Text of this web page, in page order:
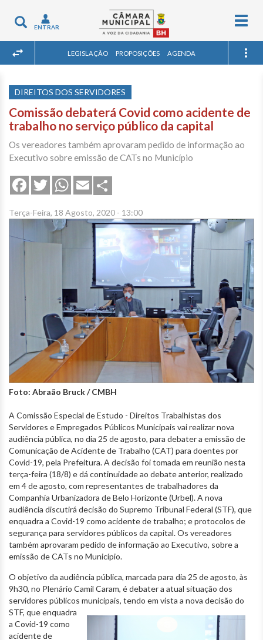
Toggle
navigation
ENTRAR
LEGISLAÇÃO PROPOSIÇÕES AGENDA
DIREITOS DOS SERVIDORES
Comissão debaterá Covid como acidente de
trabalho no serviço público da capital
Os vereadores também aprovaram pedido de informação ao
Executivo sobre emissão de CATs no Município
FacebookTwitterWhatsApp
Email
Terça-Feira, 18 Agosto, 2020 - 13:00
Foto: Abraão Bruck / CMBH
A Comissão Especial de Estudo - Direitos Trabalhistas dos
Servidores e Empregados Públicos Municipais vai realizar nova
audiência pública, no dia 25 de agosto, para debater a emissão de
Comunicação de Acidente de Trabalho (CAT) para doentes por
Covid-19, pela Prefeitura. A decisão foi tomada em reunião nesta
terça-feira (18/8) e dá continuidade ao debate anterior, realizado
em 4 de agosto, com representantes de trabalhadores da
Companhia Urbanizadora de Belo Horizonte (Urbel). A nova
audiência discutirá decisão do Supremo Tribunal Federal (STF), que
enquadra a Covid-19 como acidente de trabalho; e protocolos de
segurança para servidores públicos da capital. Os vereadores
também aprovaram pedido de informação ao Executivo, sobre a
emissão de CATs no Município.
O objetivo da audiência pública, marcada para dia 25 de agosto, às
9h30, no Plenário Camil Caram, é debater a atual situação dos
servidores públicos municipais, tendo em vista a nova decisão do
STF, que enquadra
a Covid-19 como
acidente de